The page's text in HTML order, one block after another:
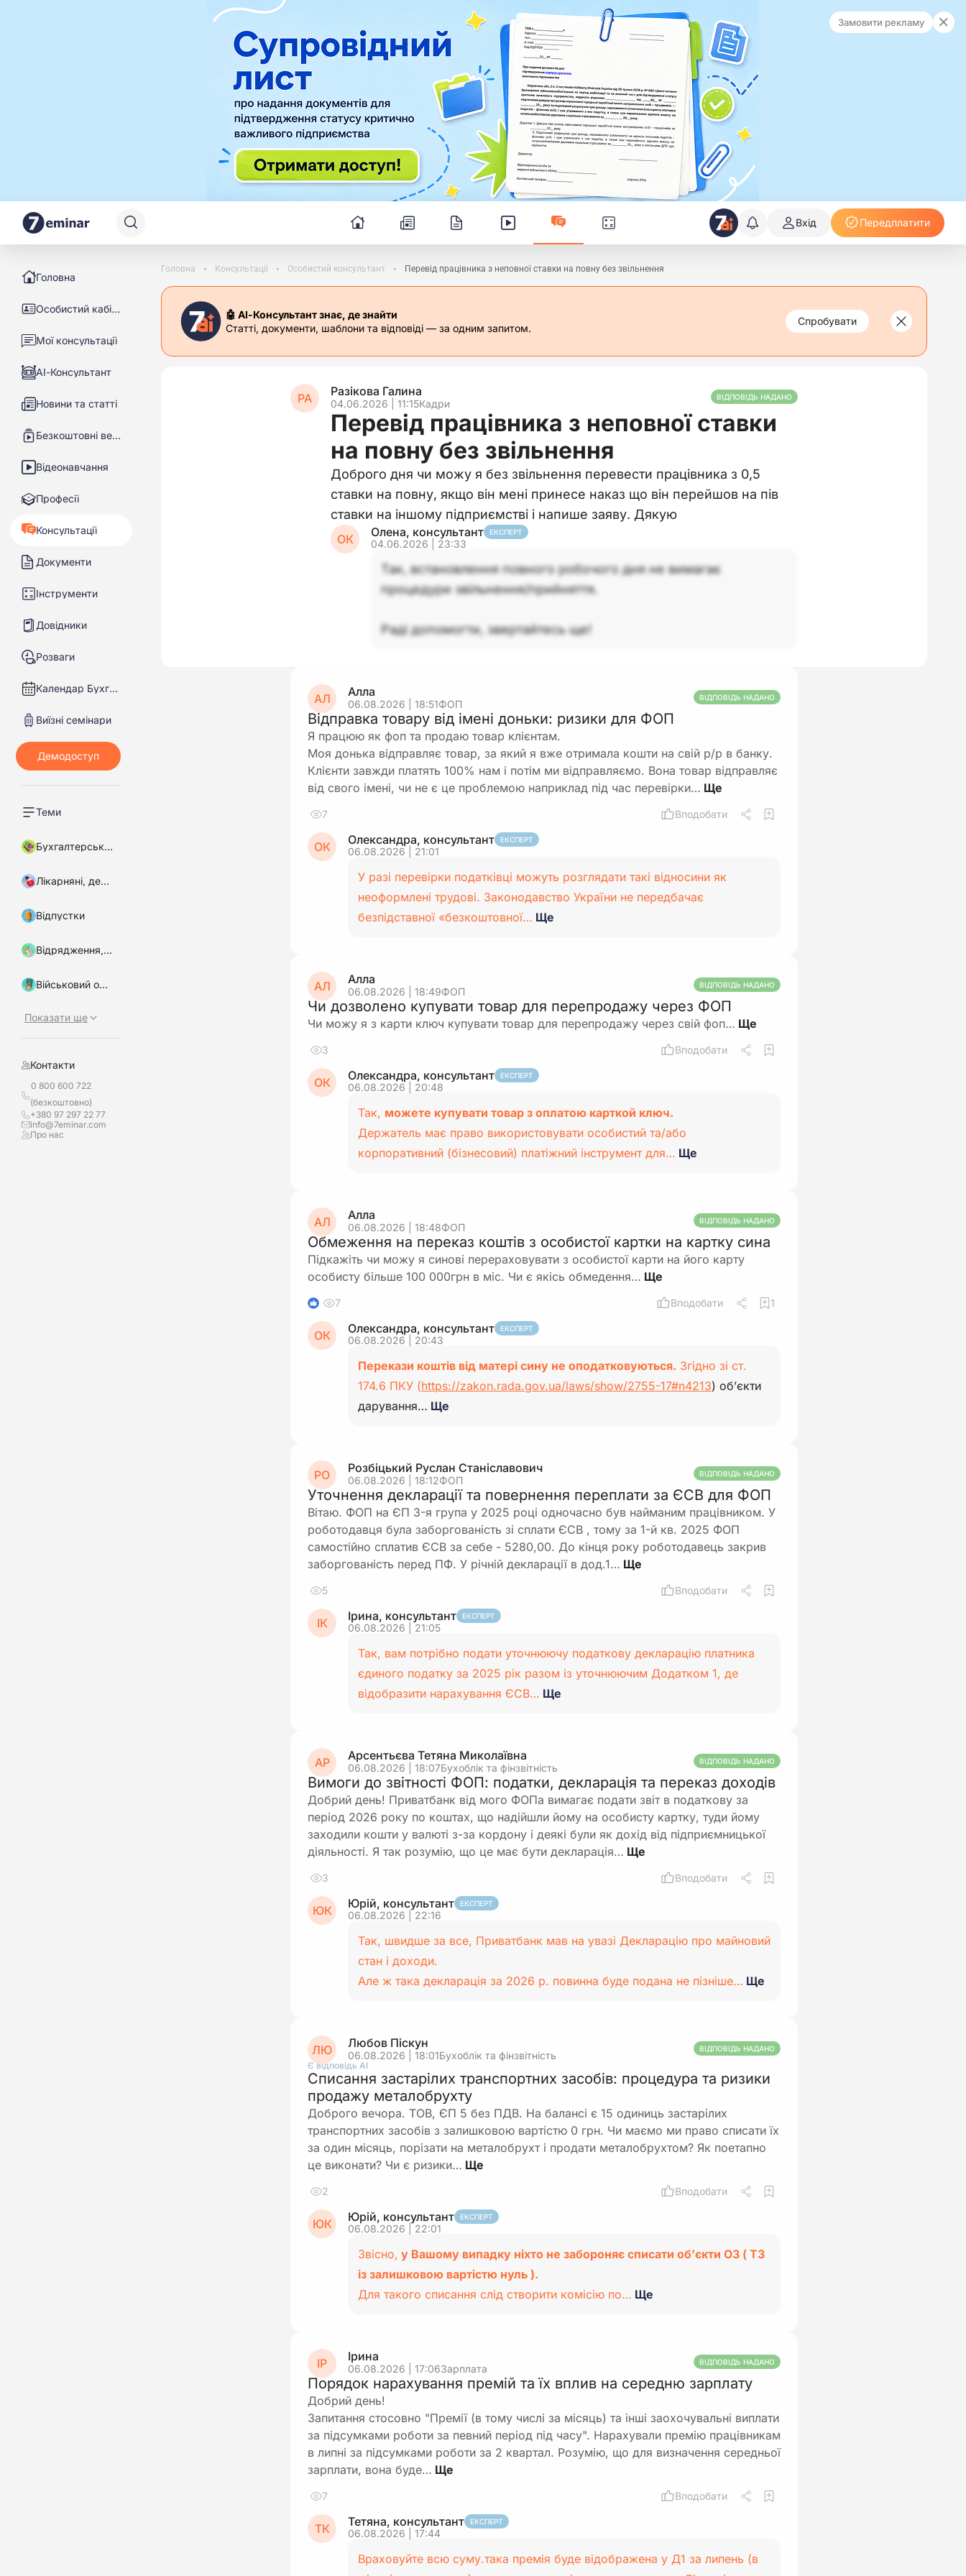
Замовити рекламу
Вхід Передплатити
Головна
Особистий кабінет
Мої консультації
АІ-Консультант
Новини та статті
Безкоштовні вебінари
Відеонавчання
Професії
Консультації
Документи
Інструменти
Довідники
Розваги
Календар Бухгалтера
Виїзні семінари
Теми
Бухгалтерський облік
Лікарняні, декретні
Відпустки
Відрядження, підзвітні кошти
Військовий облік, бронювання
Показати ще
Контакти
0 800 600 722
(безкоштовно)
+380 97 297 22 77
info@7eminar.com
Про нас
Головна Консультації Особистий консультант Перевід працівника з неповної ставки на повну без звільнення
🤖 АІ-Консультант знає, де знайти
Статті, документи, шаблони та відповіді — за одним запитом.
Спробувати
РА Разікова Галина
04.06.2026 | 11:15Кадри
ВІДПОВІДЬ НАДАНО
Перевід працівника з неповної ставки
на повну без звільнення
Доброго дня чи можу я без звільнення перевести працівника з 0,5
ставки на повну, якщо він мені принесе наказ що він перейшов на пів
ставки на іншому підприємстві і напише заяву. Дякую
ОК Олена, консультант ЕКСПЕРТ
04.06.2026 | 23:33
Так, встановлення повного робочого дня не вимагає
процедури звільнення/прийняття.
Раді допомогти, звертайтесь ще!
АЛ Алла
06.08.2026 | 18:51ФОП
ВІДПОВІДЬ НАДАНО
Відправка товару від імені доньки: ризики для ФОП
Я працюю як фоп та продаю товар клієнтам.
Моя донька відправляє товар, за який я вже отримала кошти на свій р/р в банку.
Клієнти завжди платять 100% нам і потім ми відправляємо. Вона товар відправляє
від свого імені, чи не є це проблемою наприклад під час перевірки…
7 Вподобати
ОК Олександра, консультант ЕКСПЕРТ
06.08.2026 | 21:01
У разі перевірки податківці можуть розглядати такі відносини як
неоформлені трудові. Законодавство України не передбачає
безпідставної «безкоштовної… Ще
АЛ Алла
06.08.2026 | 18:49ФОП
ВІДПОВІДЬ НАДАНО
Чи дозволено купувати товар для перепродажу через ФОП
Чи можу я з карти ключ купувати товар для перепродажу через свій фоп…
3 Вподобати
ОК Олександра, консультант ЕКСПЕРТ
06.08.2026 | 20:48
Так, можете купувати товар з оплатою карткой ключ.
Держатель має право використовувати особистий та/або
корпоративний (бізнесовий) платіжний інструмент для… Ще
АЛ Алла
06.08.2026 | 18:48ФОП
ВІДПОВІДЬ НАДАНО
Обмеження на переказ коштів з особистої картки на картку сина
Підкажіть чи можу я синові перераховувати з особистої карти на його карту
особисту більше 100 000грн в міс. Чи є якісь обмедення…
1 7 Вподобати 1
ОК Олександра, консультант ЕКСПЕРТ
06.08.2026 | 20:43
Перекази коштів від матері сину не оподатковуються. Згідно зі ст.
174.6 ПКУ (https://zakon.rada.gov.ua/laws/show/2755-17#n4213) об’єкти
дарування… Ще
РО Розбіцький Руслан Станіславович
06.08.2026 | 18:12ФОП
ВІДПОВІДЬ НАДАНО
Уточнення декларації та повернення переплати за ЄСВ для ФОП
Вітаю. ФОП на ЄП 3-я група у 2025 році одночасно був найманим працівником. У
роботодавця була заборгованість зі сплати ЄСВ , тому за 1-й кв. 2025 ФОП
самостійно сплатив ЄСВ за себе - 5280,00. До кінця року роботодавець закрив
заборгованість перед ПФ. У річній декларації в дод.1…
5 Вподобати
ІК Ірина, консультант ЕКСПЕРТ
06.08.2026 | 21:05
Так, вам потрібно подати уточнюючу податкову декларацію платника
єдиного податку за 2025 рік разом із уточнюючим Додатком 1, де
відобразити нарахування ЄСВ… Ще
АР Арсентьєва Тетяна Миколаївна
06.08.2026 | 18:07Бухоблік та фінзвітність
ВІДПОВІДЬ НАДАНО
Вимоги до звітності ФОП: податки, декларація та переказ доходів
Добрий день! Приватбанк від мого ФОПа вимагає подати звіт в податкову за
період 2026 року по коштах, що надійшли йому на особисту картку, туди йому
заходили кошти у валюті з-за кордону і деякі були як дохід від підприємницької
діяльності. Я так розумію, що це має бути декларація…
3 Вподобати
ЮК Юрій, консультант ЕКСПЕРТ
06.08.2026 | 22:16
Так, швидше за все, Приватбанк мав на увазі Декларацію про майновий
стан і доходи.
Але ж така декларація за 2026 р. повинна буде подана не пізніше… Ще
ЛЮ Любов Піскун
06.08.2026 | 18:01Бухоблік та фінзвітність
ВІДПОВІДЬ НАДАНО
Є відповідь АІ
Списання застарілих транспортних засобів: процедура та ризики
продажу металобрухту
Доброго вечора. ТОВ, ЄП 5 без ПДВ. На балансі є 15 одиниць застарілих
транспортних засобів з залишковою вартістю 0 грн. Чи маємо ми право списати їх
за один місяць, порізати на металобрухт і продати металобрухтом? Як поетапно
це виконати? Чи є ризики…
2 Вподобати
ЮК Юрій, консультант ЕКСПЕРТ
06.08.2026 | 22:01
Звісно, у Вашому випадку ніхто не забороняє списати об’єкти ОЗ ( ТЗ
із залишковою вартістю нуль ).
Для такого списання слід створити комісію по… Ще
ІР Ірина
06.08.2026 | 17:06Зарплата
ВІДПОВІДЬ НАДАНО
Порядок нарахування премій та їх вплив на середню зарплату
Добрий день!
Запитання стосовно "Премії (в тому числі за місяць) та інші заохочувальні виплати
за підсумками роботи за певний період під часу". Нарахували премію працівникам
в липні за підсумками роботи за 2 квартал. Розумію, що для визначення середньої
зарплати, вона буде…
7 Вподобати
ТК Тетяна, консультант ЕКСПЕРТ
06.08.2026 | 17:44
Враховуйте всю суму.така премія буде відображена у Д1 за липень (в